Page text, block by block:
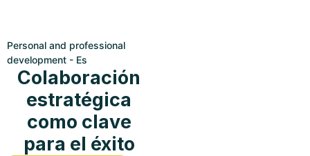
Personal and professional
development - Es
Colaboración
estratégica
como clave
para el éxito